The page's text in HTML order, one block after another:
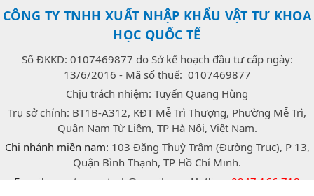
CÔNG TY TNHH XUẤT NHẬP KHẨU VẬT TƯ KHOA
HỌC QUỐC TẾ
Số ĐKKD: 0107469877 do Sở kế hoạch đầu tư cấp ngày:
13/6/2016 - Mã số thuế: 0107469877
Chịu trách nhiệm: Tuyển Quang Hùng
Trụ sở chính: BT1B-A312, KĐT Mễ Trì Thượng, Phường Mễ Trì,
Quận Nam Từ Liêm, TP Hà Nội, Việt Nam.
Chi nhánh miền nam: 103 Đặng Thuỳ Trâm (Đường Trục), P 13,
Quận Bình Thạnh, TP Hồ Chí Minh.
E-mail:
congtrang.stech@gmail.com Hotline:
0947.166.718